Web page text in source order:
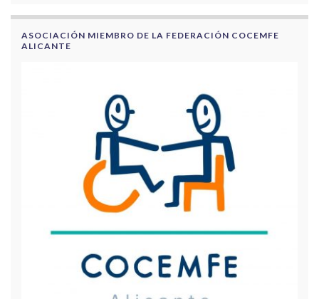
ASOCIACIÓN MIEMBRO DE LA FEDERACIÓN COCEMFE
ALICANTE